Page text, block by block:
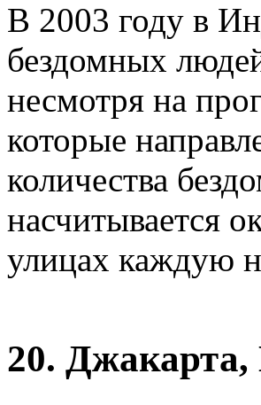
В 2003 году в
бездомных
несмотря на
которые
количества
насчитывается
улицах каждую
20. Джакарта,